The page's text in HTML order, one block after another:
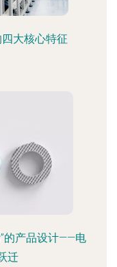
大核心特征
的产品设计——电
迁